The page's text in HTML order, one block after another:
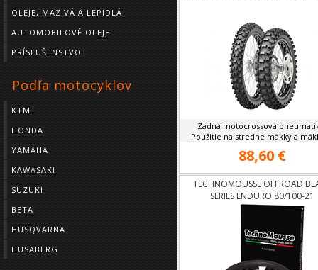
OLEJE, MAZIVÁ A LEPIDLÁ
AUTOMOBILOVÉ OLEJE
PRÍSLUŠENSTVO
Podľa motocyklov
KTM
HONDA
YAMAHA
KAWASAKI
SUZUKI
BETA
HUSQVARNA
HUSABERG
Zadná motocrossová
Použitie na stredne mäkký a
88,60 €
TECHNOMOUSSE OFFROAD
SERIES ENDURO 80/100-21